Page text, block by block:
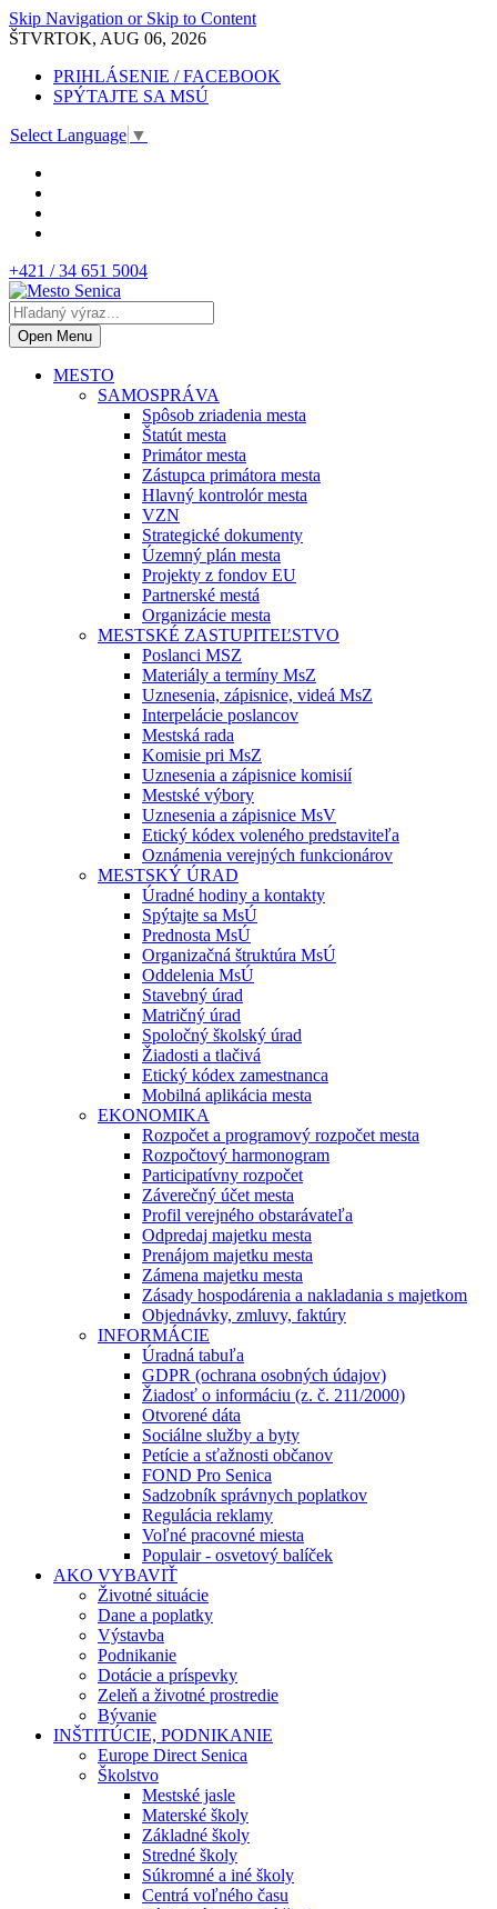
Skip Navigation or Skip to Content
ŠTVRTOK, AUG 06, 2026
PRIHLÁSENIE / FACEBOOK
SPÝTAJTE SA MSÚ
Select Language ▼
+421 / 34 651 5004
Open Menu
MESTO
SAMOSPRÁVA
Spôsob zriadenia mesta
Štatút mesta
Primátor mesta
Zástupca primátora mesta
Hlavný kontrolór mesta
VZN
Strategické dokumenty
Územný plán mesta
Projekty z fondov EU
Partnerské mestá
Organizácie mesta
MESTSKÉ ZASTUPITEĽSTVO
Poslanci MSZ
Materiály a termíny MsZ
Uznesenia, zápisnice, videá MsZ
Interpelácie poslancov
Mestská rada
Komisie pri MsZ
Uznesenia a zápisnice komisií
Mestské výbory
Uznesenia a zápisnice MsV
Etický kódex voleného predstaviteľa
Oznámenia verejných funkcionárov
MESTSKÝ ÚRAD
Úradné hodiny a kontakty
Spýtajte sa MsÚ
Prednosta MsÚ
Organizačná štruktúra MsÚ
Oddelenia MsÚ
Stavebný úrad
Matričný úrad
Spoločný školský úrad
Žiadosti a tlačivá
Etický kódex zamestnanca
Mobilná aplikácia mesta
EKONOMIKA
Rozpočet a programový rozpočet mesta
Rozpočtový harmonogram
Participatívny rozpočet
Záverečný účet mesta
Profil verejného obstarávateľa
Odpredaj majetku mesta
Prenájom majetku mesta
Zámena majetku mesta
Zásady hospodárenia a nakladania s majetkom
Objednávky, zmluvy, faktúry
INFORMÁCIE
Úradná tabuľa
GDPR (ochrana osobných údajov)
Žiadosť o informáciu (z. č. 211/2000)
Otvorené dáta
Sociálne služby a byty
Petície a sťažnosti občanov
FOND Pro Senica
Sadzobník správnych poplatkov
Regulácia reklamy
Voľné pracovné miesta
Populair - osvetový balíček
AKO VYBAVIŤ
Životné situácie
Dane a poplatky
Výstavba
Podnikanie
Dotácie a príspevky
Zeleň a životné prostredie
Bývanie
INŠTITÚCIE, PODNIKANIE
Europe Direct Senica
Školstvo
Mestské jasle
Materské školy
Základné školy
Stredné školy
Súkromné a iné školy
Centrá voľného času